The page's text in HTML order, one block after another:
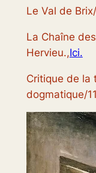
Le Val de
La Chaîne
Hervieu.,Ici.
Critique de la
dogmatique/